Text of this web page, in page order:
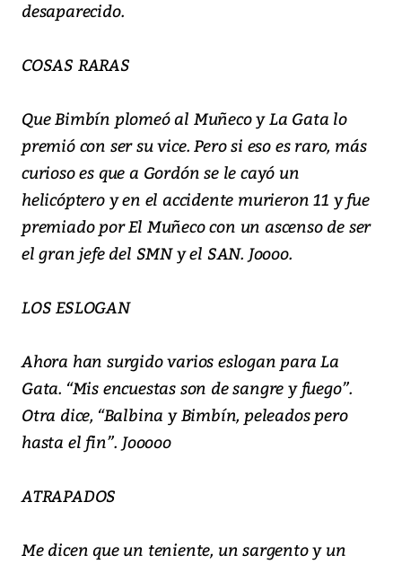
desaparecido.
COSAS RARAS
Que Bimbín plomeó al Muñeco y La Gata lo
premió con ser su vice. Pero si eso es raro, más
curioso es que a Gordón se le cayó un
helicóptero y en el accidente murieron 11 y fue
premiado por El Muñeco con un ascenso de ser
el gran jefe del SMN y el SAN. Joooo.
LOS ESLOGAN
Ahora han surgido varios eslogan para La
Gata. “Mis encuestas son de sangre y fuego”.
Otra dice, “Balbina y Bimbín, peleados pero
hasta el fin”. Jooooo
ATRAPADOS
Me dicen que un teniente, un sargento y un